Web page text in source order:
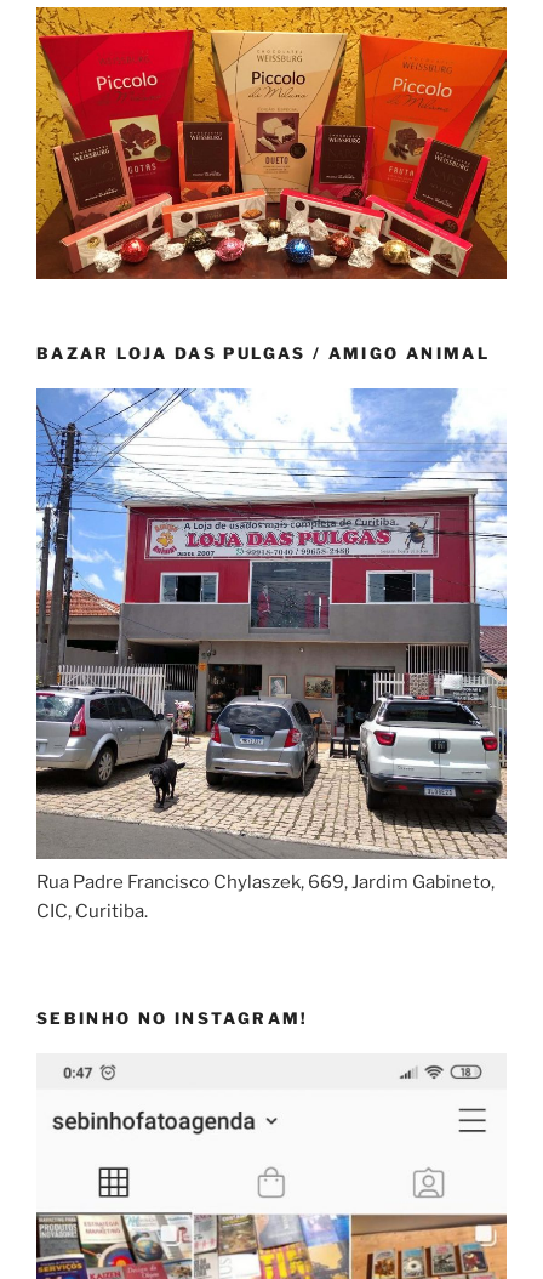
BAZAR LOJA DAS PULGAS / AMIGO ANIMAL
Rua Padre Francisco Chylaszek, 669, Jardim Gabineto,
CIC, Curitiba.
SEBINHO NO INSTAGRAM!